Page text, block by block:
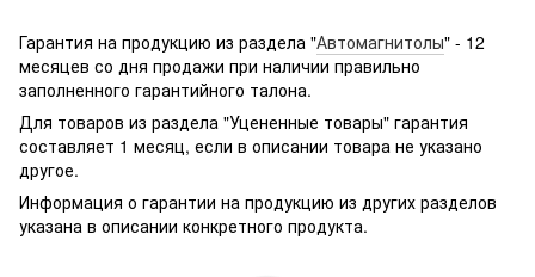
g361hhadsek/p3316040/#
Гарантия на продукцию из раздела "Автомагнитолы" - 12
месяцев со дня продажи при наличии правильно
заполненного гарантийного талона.
Для товаров из раздела "Уцененные товары" гарантия
составляет 1 месяц, если в описании товара не указано
другое.
Информация о гарантии на продукцию из других разделов
указана в описании конкретного продукта.